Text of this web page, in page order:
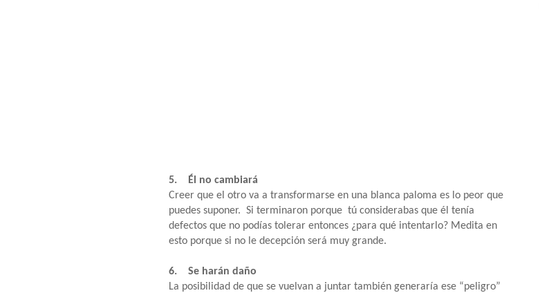
5. Él no cambiará
Creer que el otro va a transformarse en una blanca paloma es lo peor que
puedes suponer. Si terminaron porque tú considerabas que él tenía
defectos que no podías tolerar entonces ¿para qué intentarlo? Medita en
esto porque si no le decepción será muy grande.
6. Se harán daño
La posibilidad de que se vuelvan a juntar también generaría ese “peligro”